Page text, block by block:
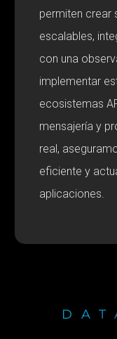
permiten crear
escalables,
con una
implementar
ecosistemas
mensajería y
real,
eficiente y
aplicaciones.